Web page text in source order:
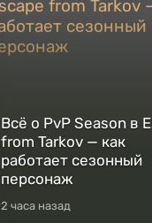
Всё о PvP Season в
from Tarkov — как
работает сезонный
персонаж
2 часа назад